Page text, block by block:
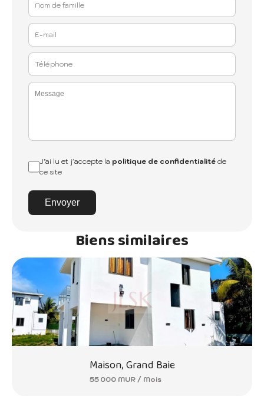
J’ai lu et j'accepte la politique de confidentialitéde
ce site
Envoyer
Biens similaires
Maison, Grand Baie
55 000 MUR / Mois